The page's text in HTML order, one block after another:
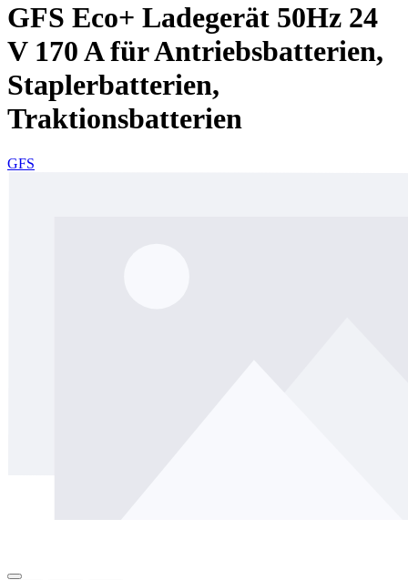
GFS Eco+ Ladegerät 50Hz 24
V 170 A für Antriebsbatterien,
Staplerbatterien,
Traktionsbatterien
GFS